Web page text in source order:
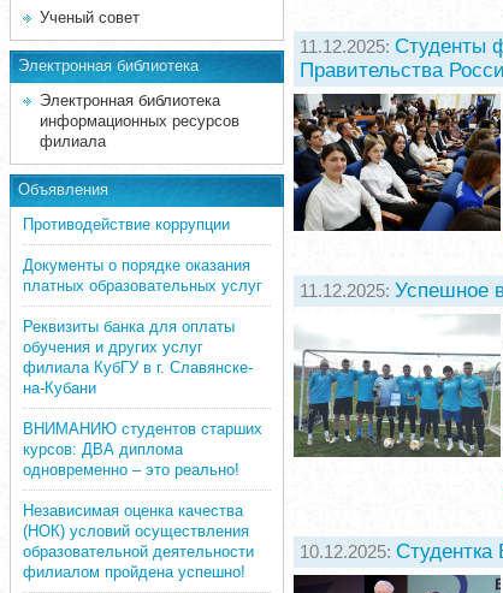
Ученый совет
Электронная библиотека
Электронная библиотека
информационных ресурсов
филиала
Объявления
Противодействие коррупции
Документы о порядке оказания
платных образовательных услуг
Реквизиты банка для оплаты
обучения и других услуг
филиала КубГУ в г. Славянске-
на-Кубани
ВНИМАНИЮ студентов старших
курсов: ДВА диплома
одновременно – это реально!
Независимая оценка качества
(НОК) условий осуществления
образовательной деятельности
филиалом пройдена успешно!
11.12.2025: Студенты
Правительства
11.12.2025: Успешное
10.12.2025: Студентка